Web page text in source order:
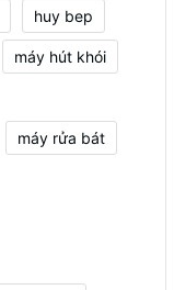
huy bep
máy hút khói
máy rửa bát